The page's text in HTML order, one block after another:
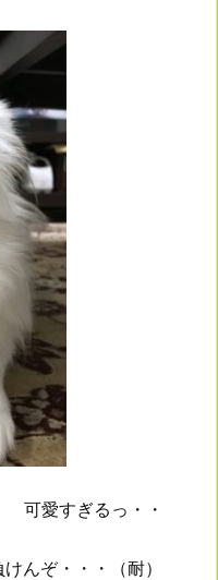
可愛すぎるっ・・
んぞ・・・（耐）